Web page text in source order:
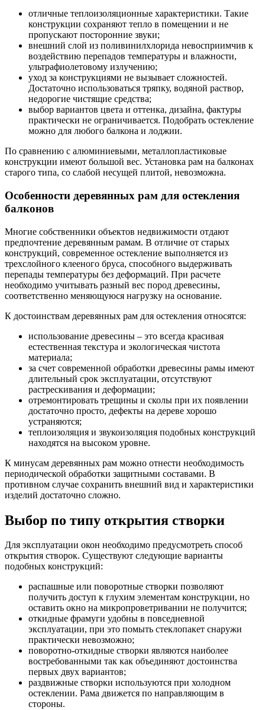
отличные теплоизоляционные характеристики. Такие
конструкции сохраняют тепло в помещении и не
пропускают посторонние звуки;
внешний слой из поливинилхлорида невосприимчив к
воздействию перепадов температуры и влажности,
ультрафиолетовому излучению;
уход за конструкциями не вызывает сложностей.
Достаточно использоваться тряпку, водяной раствор,
недорогие чистящие средства;
выбор вариантов цвета и оттенка, дизайна, фактуры
практически не ограничивается. Подобрать остекление
можно для любого балкона и лоджии.
По сравнению с алюминиевыми, металлопластиковые
конструкции имеют большой вес. Установка рам на балконах
старого типа, со слабой несущей плитой, невозможна.
Особенности деревянных рам для остекления
балконов
Многие собственники объектов недвижимости отдают
предпочтение деревянным рамам. В отличие от старых
конструкций, современное остекление выполняется из
трехслойного клееного бруса, способного выдерживать
перепады температуры без деформаций. При расчете
необходимо учитывать разный вес пород древесины,
соответственно меняющуюся нагрузку на основание.
К достоинствам деревянных рам для остекления относятся:
использование древесины – это всегда красивая
естественная текстура и экологическая чистота
материала;
за счет современной обработки древесины рамы имеют
длительный срок эксплуатации, отсутствуют
растрескивания и деформации;
отремонтировать трещины и сколы при их появлении
достаточно просто, дефекты на дереве хорошо
устраняются;
теплоизоляция и звукоизоляция подобных конструкций
находятся на высоком уровне.
К минусам деревянных рам можно отнести необходимость
периодической обработки защитными составами. В
противном случае сохранить внешний вид и характеристики
изделий достаточно сложно.
Выбор по типу открытия створки
Для эксплуатации окон необходимо предусмотреть способ
открытия створок. Существуют следующие варианты
подобных конструкций:
распашные или поворотные створки позволяют
получить доступ к глухим элементам конструкции, но
оставить окно на микропроветривании не получится;
откидные фрамуги удобны в повседневной
эксплуатации, при это помыть стеклопакет снаружи
практически невозможно;
поворотно-откидные створки являются наиболее
востребованными так как объединяют достоинства
первых двух вариантов;
раздвижные створки используются при холодном
остеклении. Рама движется по направляющим в
стороны.